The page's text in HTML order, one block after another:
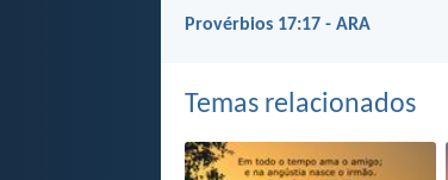
Provérbios 17:17 - ARA
Temas relacionados